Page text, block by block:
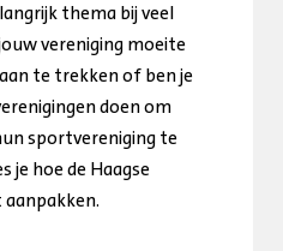
thema bij veel
vereniging moeite
te trekken of ben je
doen om
sportvereniging te
je hoe de Haagse